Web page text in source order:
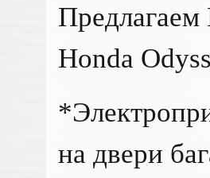
Honda
на двери